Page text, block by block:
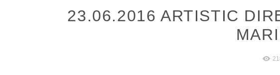
23.06.2016 ARTISTIC